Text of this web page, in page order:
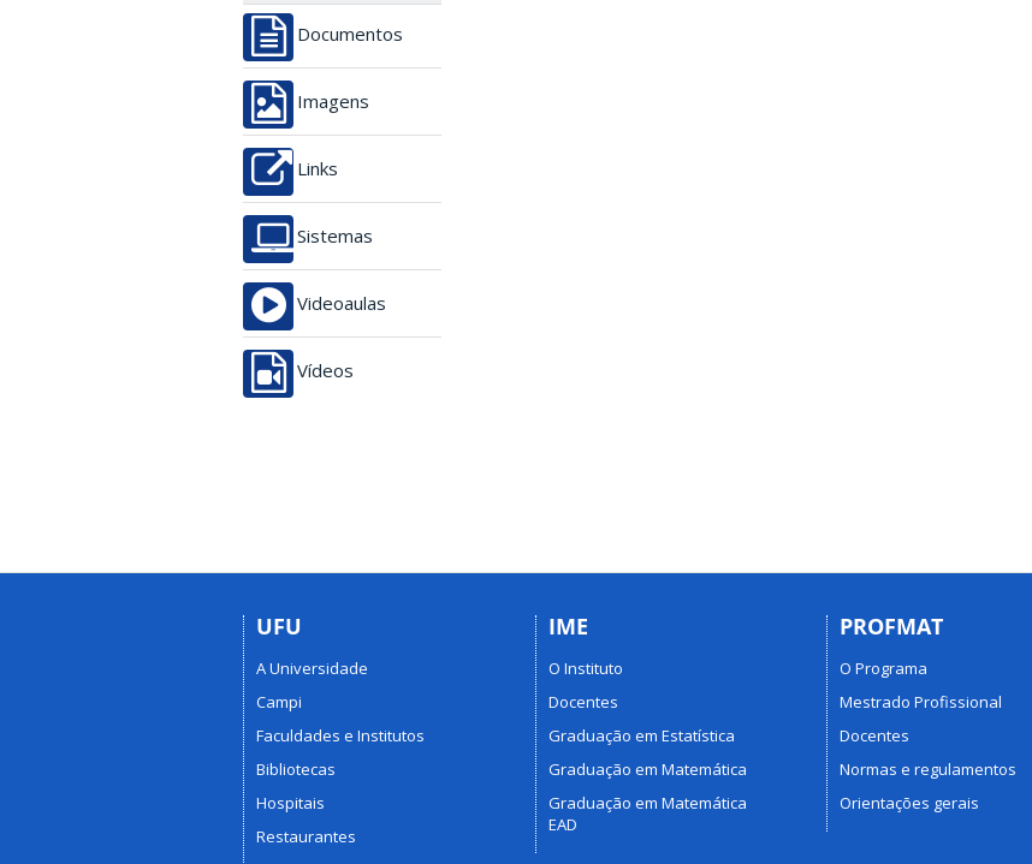
Documentos
Imagens
Links
Sistemas
Videoaulas
Vídeos
UFU
A Universidade
Campi
Faculdades e Institutos
Bibliotecas
Hospitais
Restaurantes
IME
O Instituto
Docentes
Graduação em Estatística
Graduação em Matemática
Graduação em Matemática
EAD
PROFMAT
O Programa
Mestrado Profissional
Docentes
Normas e regulamentos
Orientações gerais